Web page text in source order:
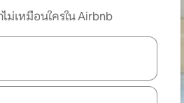
เหมือนใครใน Airbnb
ช้การสัมผัสหรือปัด เพื่อสำรวจผลการค้นหา